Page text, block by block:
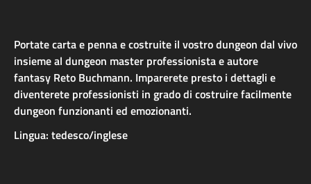
Portate carta e penna e costruite il vostro dungeon dal vivo
insieme al dungeon master professionista e autore
fantasy Reto Buchmann. Imparerete presto i dettagli e
diventerete professionisti in grado di costruire facilmente
dungeon funzionanti ed emozionanti.
Lingua: tedesco/inglese